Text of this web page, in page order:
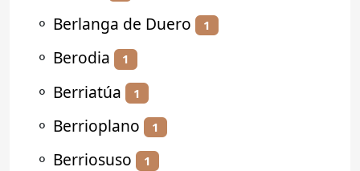
⚬ Berlanga de Duero 1
⚬ Berodia 1
⚬ Berriatúa 1
⚬ Berrioplano 1
⚬ Berriosuso 1